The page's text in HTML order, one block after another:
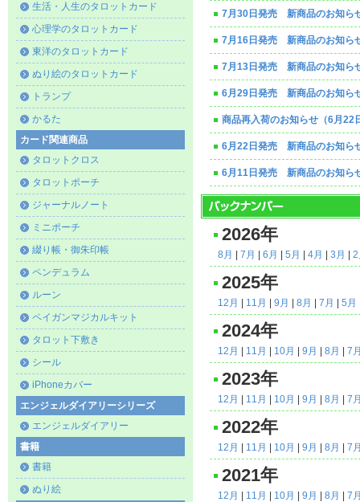
生活・人生のタロットカード
心理学のタロットカード
東洋のタロットカード
ぬり絵のタロットカード
トランプ
かるた
カード関連商品
タロットクロス
タロットポーチ
ジャーナルノート
ミニポーチ
綴り帳・御朱印帳
ペンデュラム
ルーン
ペイガンマジカルキット
タロット下敷き
シール
iPhoneカバー
エンジェルダイアリーシリーズ
エンジェルダイアリー
書籍
書籍
ぬり絵
7月30日発売 新商品のお知ら
7月16日発売 新商品のお知ら
7月13日発売 新商品のお知ら
6月29日発売 新商品のお知ら
商品再入荷のお知らせ（6月22
6月22日発売 新商品のお知ら
6月11日発売 新商品のお知ら
2026年
8月 7月 6月 5月 4月 3月 2
2025年
12月 11月 9月 8月 7月 5月
2024年
12月 11月 10月 9月 8月 7
2023年
12月 11月 10月 9月 8月 7
2022年
12月 11月 10月 9月 8月 7
2021年
12月 11月 10月 9月 8月 7